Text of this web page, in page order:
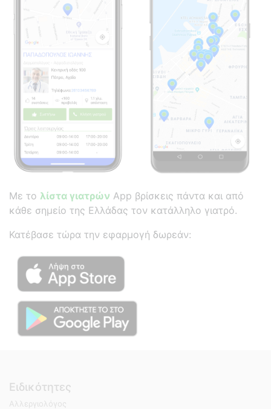
Με το λίστα γιατρών App βρίσκεις πάντα και από
κάθε σημείο της Ελλάδας τον κατάλληλο γιατρό.
Κατέβασε τώρα την εφαρμογή δωρεάν:
Ειδικότητες
Αλλεργιολόγος